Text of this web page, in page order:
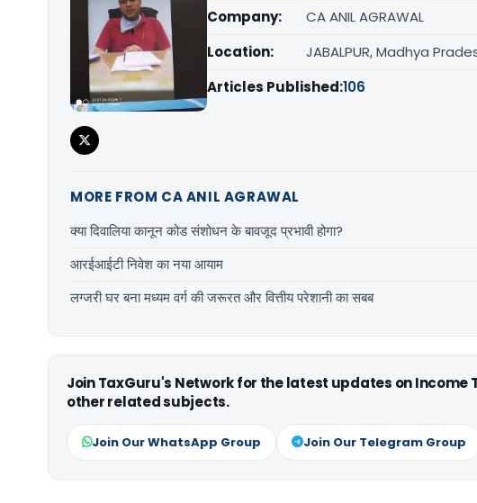
Company:
CA ANIL AGRAWAL
Location:
JABALPUR, Madhya
Articles Published:106
MORE FROM CA ANIL AGRAWAL
क्या दिवालिया कानून कोड संशोधन के बावजूद प्रभावी होगा?
आरईआईटी निवेश का नया आयाम
लग्जरी घर बना मध्यम वर्ग की जरूरत और वित्तीय परेशानी का सबब
Join TaxGuru's Network for the latest updates on Income
other related subjects.
Join Our WhatsApp Group Join Our Telegram Group